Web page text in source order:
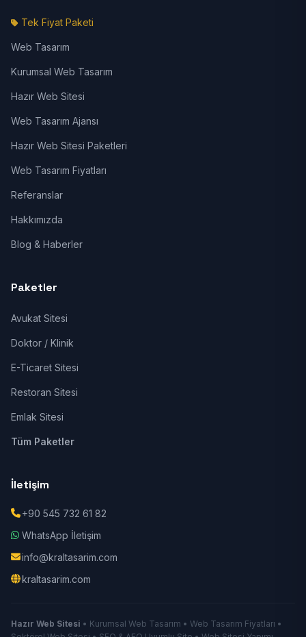
Tek Fiyat Paketi
Web Tasarım
Kurumsal Web Tasarım
Hazır Web Sitesi
Web Tasarım Ajansı
Hazır Web Sitesi Paketleri
Web Tasarım Fiyatları
Referanslar
Hakkımızda
Blog & Haberler
Paketler
Avukat Sitesi
Doktor / Klinik
E-Ticaret Sitesi
Restoran Sitesi
Emlak Sitesi
Tüm Paketler
İletişim
+90 545 732 61 82
WhatsApp İletişim
info@kraltasarim.com
kraltasarim.com
Hazır Web Sitesi • Kurumsal Web Tasarım • Web Tasarım Fiyatları •